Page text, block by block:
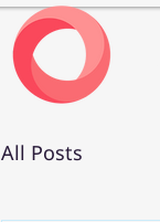
All Posts